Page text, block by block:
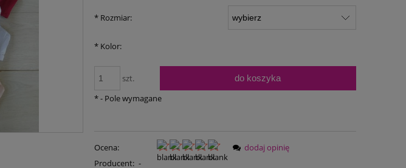
* Rozmiar:
* Kolor:
szt. do koszyka
*- Pole wymagane
Ocena:
Producent: -
dodaj opinię